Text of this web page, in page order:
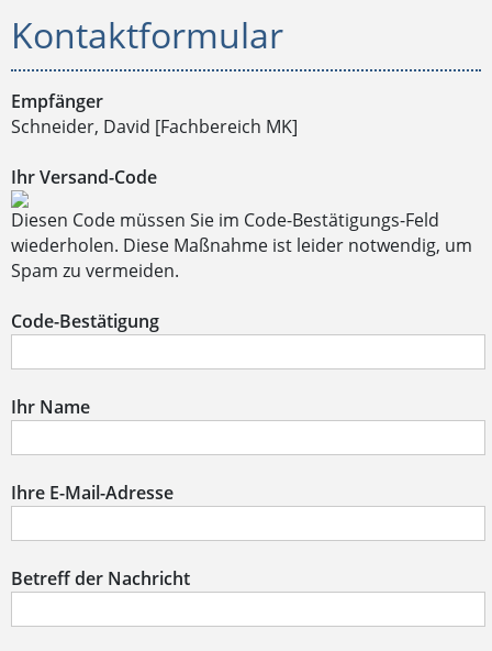
Kontaktformular
Empfänger
Schneider, David [Fachbereich MK]
Ihr Versand-Code
Diesen Code müssen Sie im Code-Bestätigungs-Feld
wiederholen. Diese Maßnahme ist leider notwendig, um
Spam zu vermeiden.
Code-Bestätigung
Ihr Name
Ihre E-Mail-Adresse
Betreff der Nachricht